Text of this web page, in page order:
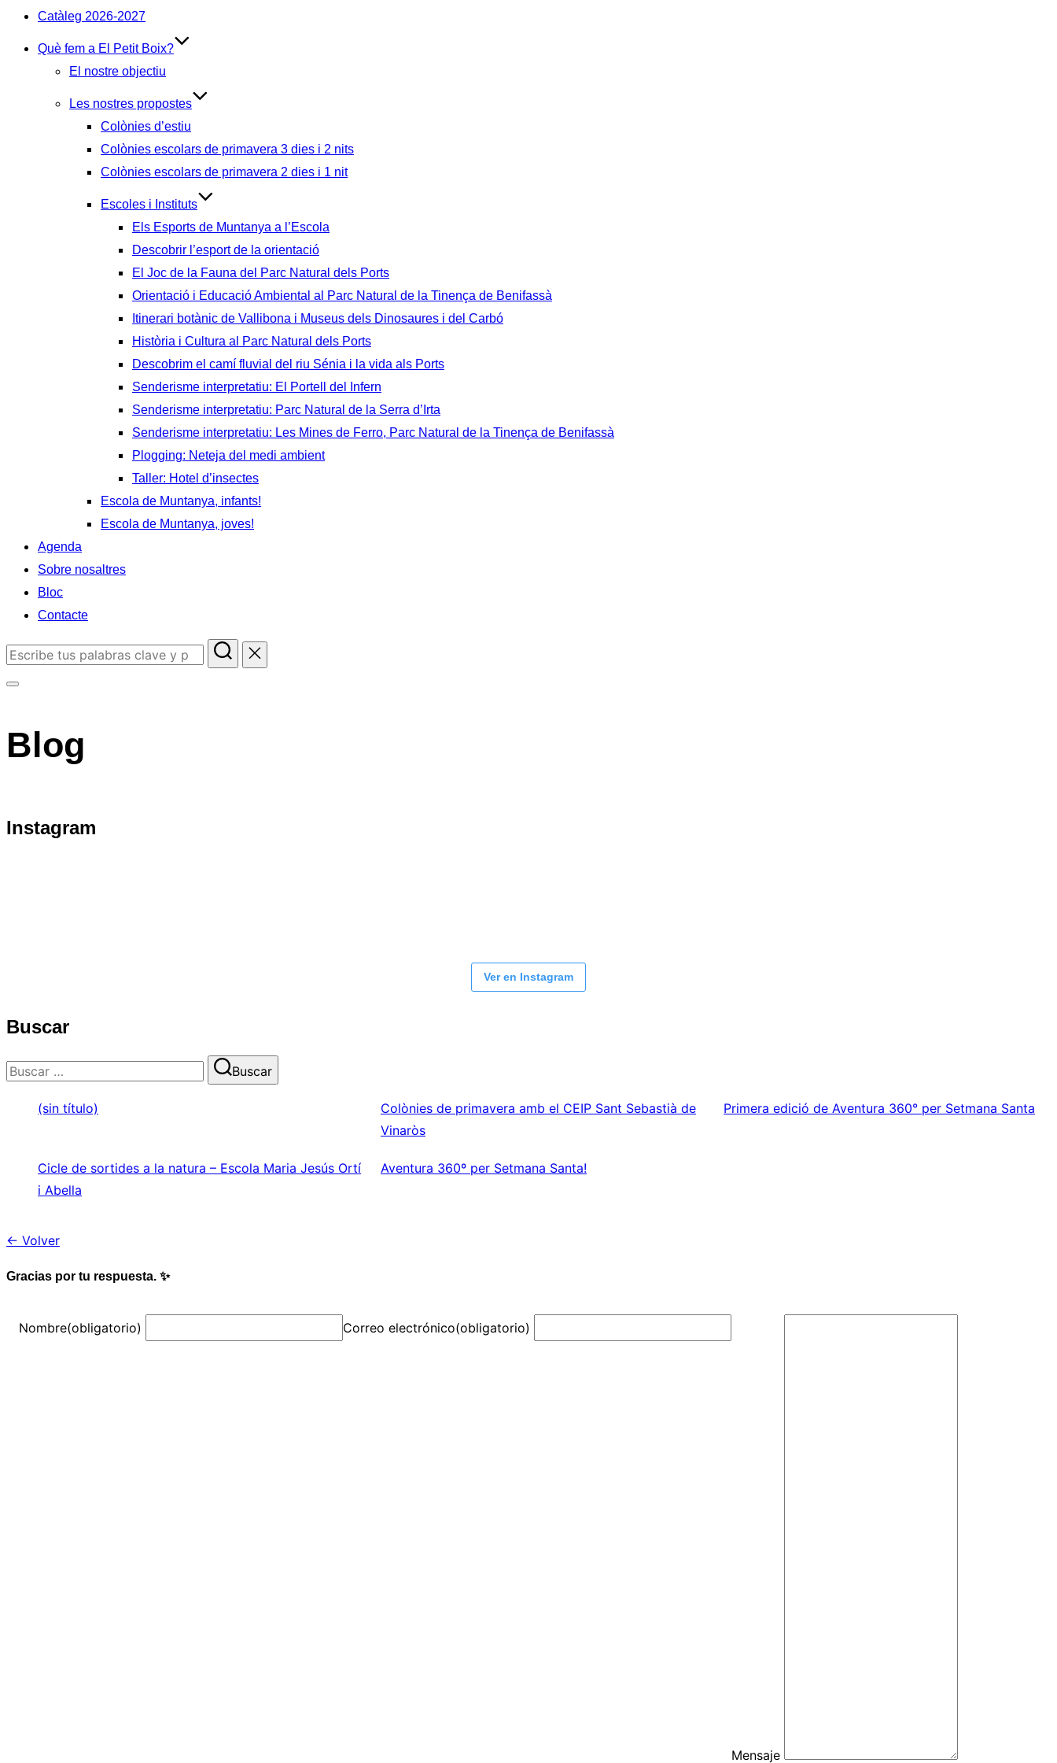
Catàleg 2026-2027
Què fem a El Petit Boix?
El nostre objectiu
Les nostres propostes
Colònies d’estiu
Colònies escolars de primavera 3 dies i 2 nits
Colònies escolars de primavera 2 dies i 1 nit
Escoles i Instituts
Els Esports de Muntanya a l’Escola
Descobrir l’esport de la orientació
El Joc de la Fauna del Parc Natural dels Ports
Orientació i Educació Ambiental al Parc Natural de la Tinença de Benifassà
Itinerari botànic de Vallibona i Museus dels Dinosaures i del Carbó
Història i Cultura al Parc Natural dels Ports
Descobrim el camí fluvial del riu Sénia i la vida als Ports
Senderisme interpretatiu: El Portell del Infern
Senderisme interpretatiu: Parc Natural de la Serra d’Irta
Senderisme interpretatiu: Les Mines de Ferro, Parc Natural de la Tinença de Benifassà
Plogging: Neteja del medi ambient
Taller: Hotel d’insectes
Escola de Muntanya, infants!
Escola de Muntanya, joves!
Agenda
Sobre nosaltres
Bloc
Contacte
Buscar:
barra
lateral
navegación
Blog
Instagram
Ver en Instagram
Buscar
Buscar: Buscar
(sin título)
Colònies de primavera amb el CEIP Sant Sebastià de
Vinaròs
Primera edició de Aventura 360° per Setmana Santa
Cicle de sortides a la natura – Escola Maria Jesús Ortí
i Abella
Aventura 360º per Setmana Santa!
← Volver
Gracias por tu respuesta. ✨
Nombre(obligatorio) Correo electrónico(obligatorio)
Mensaje